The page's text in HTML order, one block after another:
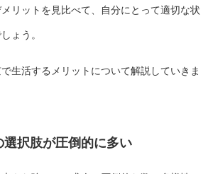
リットを見比べて、自分にとって適切な状
ょう。
生活するメリットについて解説していきま
択肢が圧倒的に多い